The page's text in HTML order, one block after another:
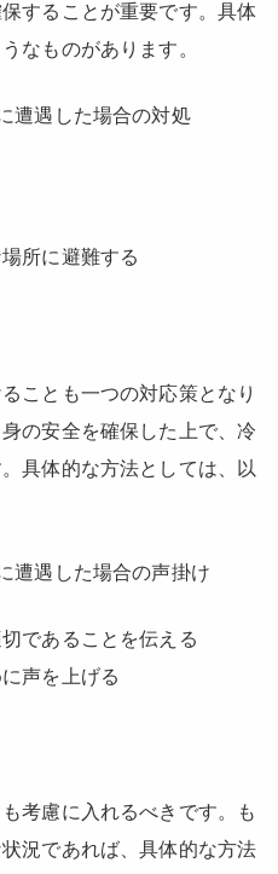
することが重要です。具体
なものがあります。
遭遇した場合の対処
所に避難する
ことも一つの対応策となり
の安全を確保した上で、冷
具体的な方法としては、以
遭遇した場合の声掛け
であることを伝える
声を上げる
考慮に入れるべきです。も
況であれば、具体的な方法